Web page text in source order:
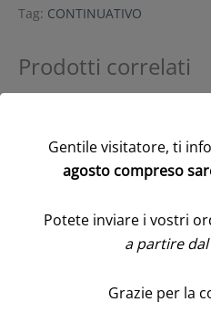
Tag: CONTINUATIVO
Prodotti correlati
SOTTOVASI MARGHERITA
MILLERIGHE D40 50PZ
verde-pisello (Cod. 30906-
Accedi/Registrati per
Gentile visitatore, ti
agosto compreso
Potete inviare i vostri
a partire
Grazie per la